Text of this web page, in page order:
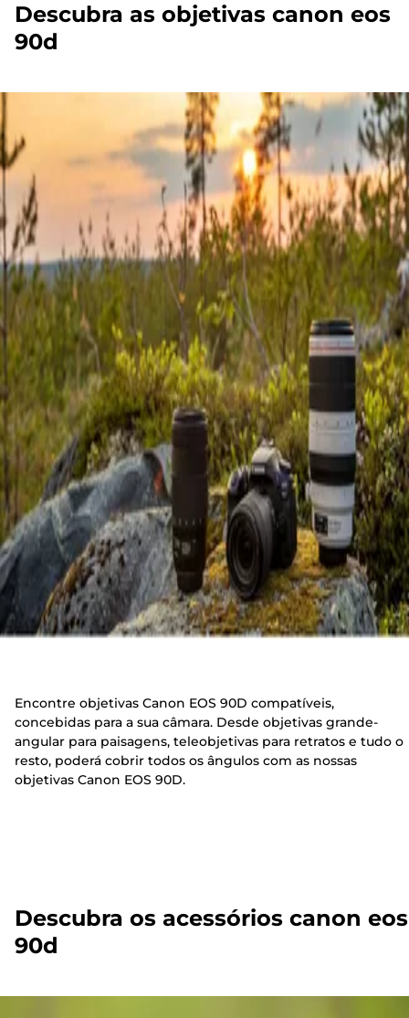
Descubra as objetivas canon eos
90d
Encontre objetivas Canon EOS 90D compatíveis,
concebidas para a sua câmara. Desde objetivas grande-
angular para paisagens, teleobjetivas para retratos e tudo o
resto, poderá cobrir todos os ângulos com as nossas
objetivas Canon EOS 90D.
Descubra os acessórios canon eos
90d